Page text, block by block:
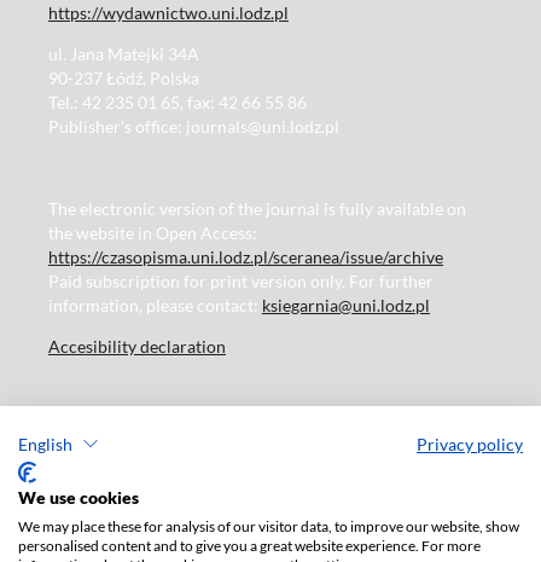
English Privacy policy
We use cookies
We may place these for analysis of our visitor data, to improve our website, show
personalised content and to give you a great website experience. For more
https://wydawnictwo.uni.lodz.pl
ul. Jana Matejki 34A
90-237 Łódź, Polska
Tel.: 42 235 01 65, fax: 42 66 55 86
Publisher's office: journals@uni.lodz.pl
The electronic version of the journal is fully available on
the website in Open Access:
https://czasopisma.uni.lodz.pl/sceranea/issue/archive
Paid subscription for print version only. For further
information, please contact: ksiegarnia@uni.lodz.pl
Accesibility declaration